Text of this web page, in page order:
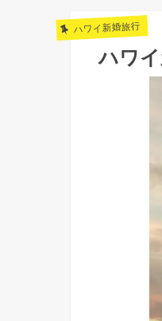
ハワイ新婚旅行
ハワ